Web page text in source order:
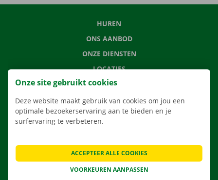
HUREN
ONS AANBOD
ONZE DIENSTEN
LOCATIES
APP
VERHUISOPLOSSINGEN
CONTACTEER ONS
VEELGESTELDE VRAGEN
NIEUWS
Onze site gebruikt cookies
Deze website maakt gebruik van cookies om jou een
optimale bezoekerservaring aan te bieden en je
surfervaring te verbeteren.
VOORKEUREN AANPASSEN
ACCEPTEER ALLE COOKIES